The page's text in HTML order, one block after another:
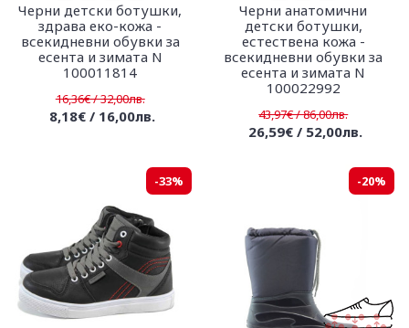
Черни детски ботушки,
здрава еко-кожа -
всекидневни обувки за
есента и зимата N
100011814
16,36€ / 32,00лв.
8,18€ / 16,00лв.
Черни анатомични
детски ботушки,
естествена кожа -
всекидневни обувки за
есента и зимата N
100022992
43,97€ / 86,00лв.
26,59€ / 52,00лв.
-33% -20%